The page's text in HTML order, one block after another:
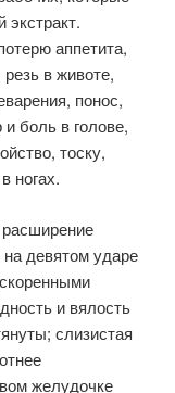
аппетита,
в животе,
понос,
боль в голове,
тоску,
ногах.
расширение
девятом ударе
и вялость
слизистая
желудочке